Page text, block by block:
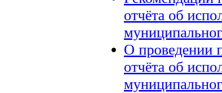
отчёта об
О проведении
отчёта об